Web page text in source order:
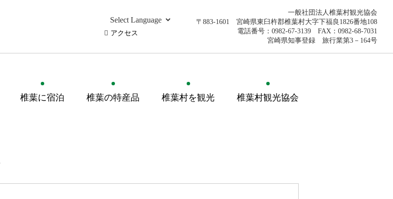
アクセス
一般社団法人椎葉村観光協会
〒883-1601 宮崎県東臼杵郡椎葉村大字下福良1826番地108
電話番号：0982-67-3139 FAX：0982-68-7031
宮崎県知事登録 旅行業第3－164号
椎葉に宿泊 椎葉の特産品 椎葉村を観光 椎葉村観光協会